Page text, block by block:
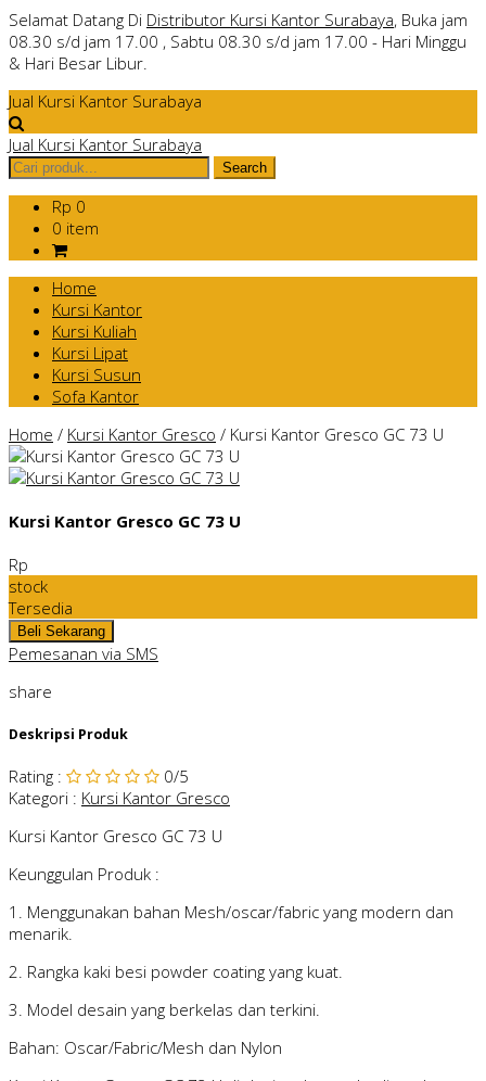
Selamat Datang Di Distributor Kursi Kantor Surabaya, Buka jam
08.30 s/d jam 17.00 , Sabtu 08.30 s/d jam 17.00 - Hari Minggu
& Hari Besar Libur.
Jual Kursi Kantor Surabaya
Jual Kursi Kantor Surabaya
Rp 0
0 item
Home
Kursi Kantor
Kursi Kuliah
Kursi Lipat
Kursi Susun
Sofa Kantor
Home / Kursi Kantor Gresco / Kursi Kantor Gresco GC 73 U
Kursi Kantor Gresco GC 73 U
Rp
stock
Tersedia
Pemesanan via SMS
share
Deskripsi Produk
Rating : 0/5
Kategori : Kursi Kantor Gresco
Kursi Kantor Gresco GC 73 U
Keunggulan Produk :
1. Menggunakan bahan Mesh/oscar/fabric yang modern dan
menarik.
2. Rangka kaki besi powder coating yang kuat.
3. Model desain yang berkelas dan terkini.
Bahan: Oscar/Fabric/Mesh dan Nylon